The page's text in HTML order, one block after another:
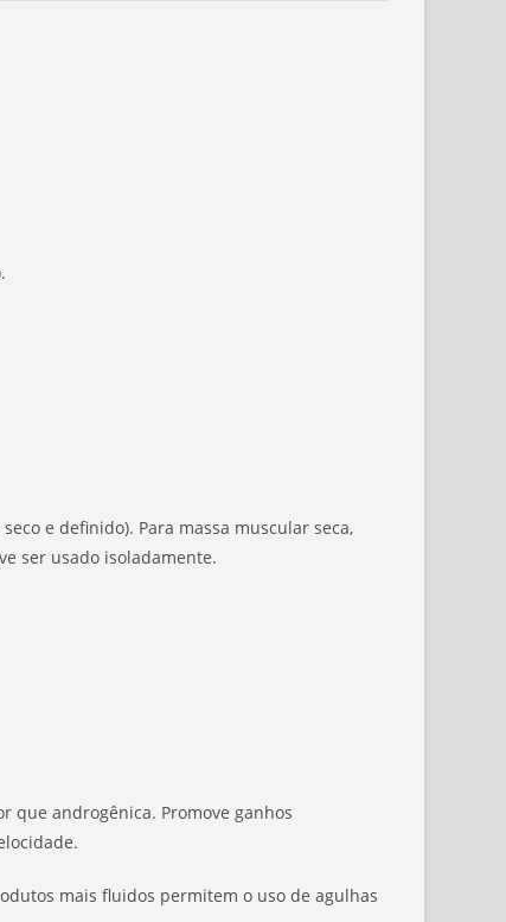
e definido). Para massa muscular seca,
ser usado isoladamente.
que androgênica. Promove ganhos
mais fluidos permitem o uso de agulhas